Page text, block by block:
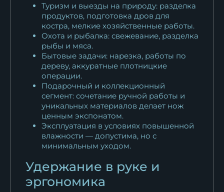
Туризм и выезды на природу: разделка
продуктов, подготовка дров для
костра, мелкие хозяйственные работы.
Охота и рыбалка: свежевание, разделка
рыбы и мяса.
Бытовые задачи: нарезка, работы по
дереву, аккуратные плотницкие
операции.
Подарочный и коллекционный
сегмент: сочетание ручной работы и
уникальных материалов делает нож
ценным экспонатом.
Эксплуатация в условиях повышенной
влажности — допустима, но с
минимальным уходом.
Удержание в руке и
эргономика